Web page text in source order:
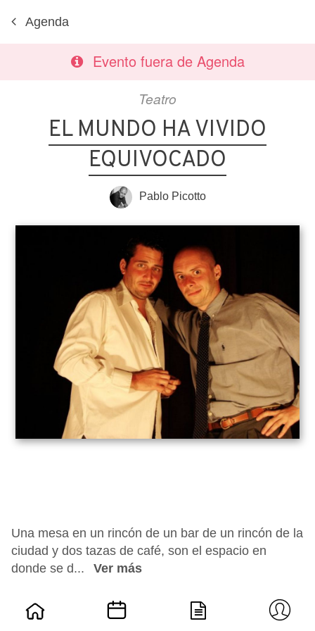
Agenda
Evento fuera de Agenda
Teatro
EL MUNDO HA VIVIDO
EQUIVOCADO
Pablo Picotto
Una mesa en un rincón de un bar de un rincón de la
ciudad y dos tazas de café, son el espacio en
donde se d...
Ver más